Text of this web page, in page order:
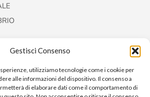
Gestisci Consenso
utilizziamo tecnologie come i cookie per
alle informazioni del dispositivo. Il consenso a
di elaborare dati come il comportamento di